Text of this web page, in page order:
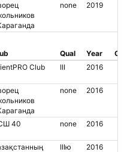
none 2019
Qual Year
Club III 2016
none 2016
40 none 2016
IIIю 2016